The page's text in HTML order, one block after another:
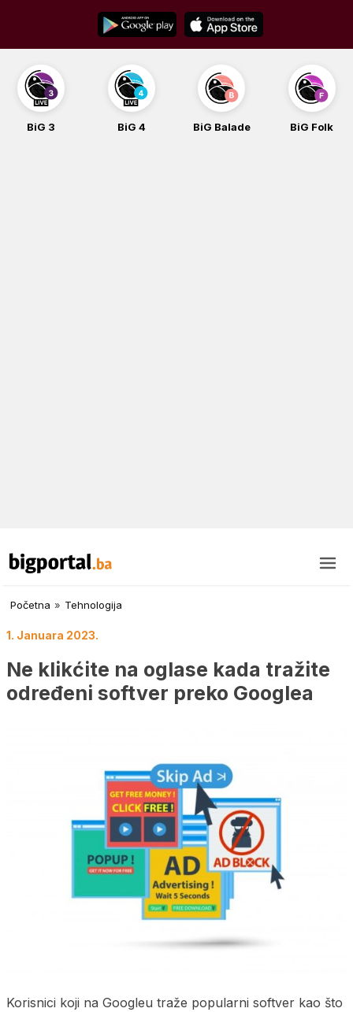
content
BiG 3 BiG 4 BiG Balade BiG Folk
Početna » Tehnologija
1. Januara 2023.
Ne klikćite na oglase kada tražite
određeni softver preko Googlea
Korisnici koji na Googleu traže popularni softver kao što